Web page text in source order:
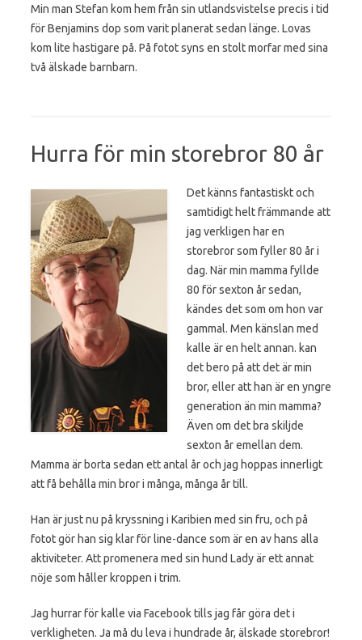
Min man Stefan kom hem från sin utlandsvistelse precis i tid
för Benjamins dop som varit planerat sedan länge. Lovas
kom lite hastigare på. På fotot syns en stolt morfar med sina
två älskade barnbarn.
Hurra för min storebror 80 år
Det känns fantastiskt och
samtidigt helt främmande att
jag verkligen har en
storebror som fyller 80 år i
dag. När min mamma fyllde
80 för sexton år sedan,
kändes det som om hon var
gammal. Men känslan med
kalle är en helt annan. kan
det bero på att det är min
bror, eller att han är en yngre
generation än min mamma?
Även om det bra skiljde
sexton år emellan dem.
Mamma är borta sedan ett antal år och jag hoppas innerligt
att få behålla min bror i många, många år till.
Han är just nu på kryssning i Karibien med sin fru, och på
fotot gör han sig klar för line-dance som är en av hans alla
aktiviteter. Att promenera med sin hund Lady är ett annat
nöje som håller kroppen i trim.
Jag hurrar för kalle via Facebook tills jag får göra det i
verkligheten. Ja må du leva i hundrade år, älskade storebror!